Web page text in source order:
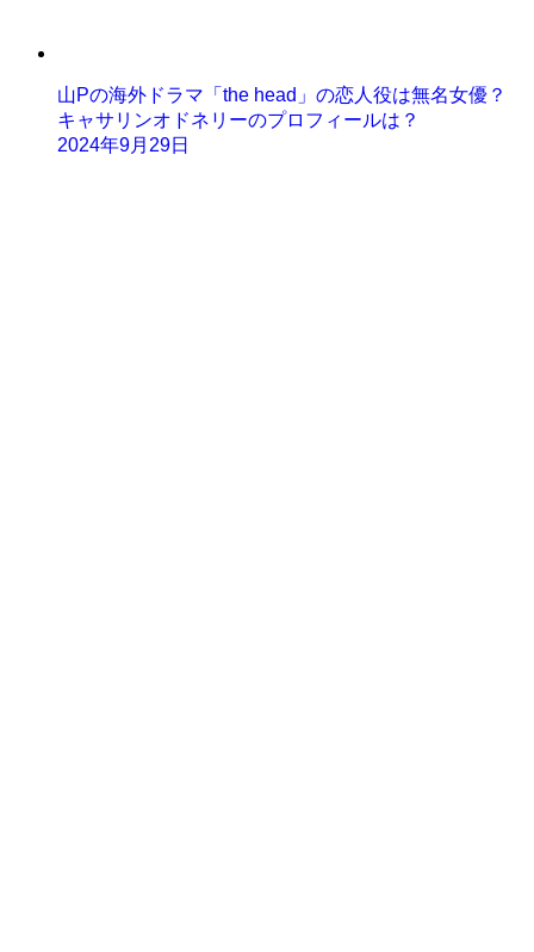
山Pの海外ドラマ「the head」の恋人役は無名女優？
キャサリンオドネリーのプロフィールは？
2024年9月29日